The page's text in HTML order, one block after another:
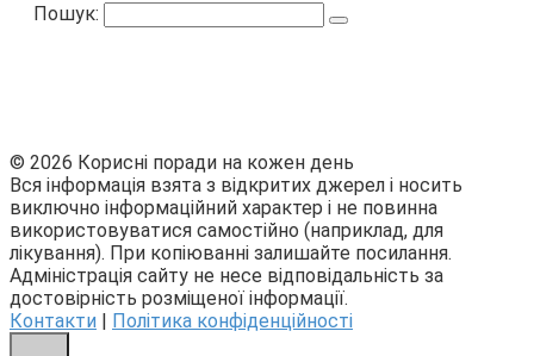
Пошук:
© 2026 Корисні поради на кожен день
Вся інформація взята з відкритих джерел і носить
виключно інформаційний характер і не повинна
використовуватися самостійно (наприклад, для
лікування). При копіюванні залишайте посилання.
Адміністрація сайту не несе відповідальність за
достовірність розміщеної інформації.
Контакти | Політика конфіденційності